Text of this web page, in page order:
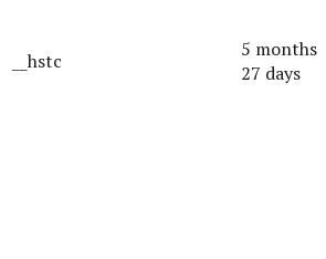
__hstc
5 months
27 days